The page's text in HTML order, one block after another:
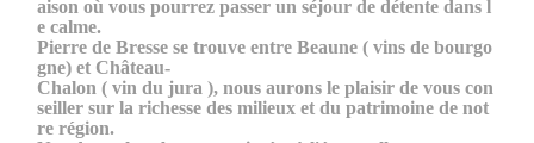
aison où vous pourrez passer un séjour de détente dans l
e calme.
Pierre de Bresse se trouve entre Beaune ( vins de bourgo
gne) et Château-
Chalon ( vin du jura ), nous aurons le plaisir de vous con
seiller sur la richesse des milieux et du patrimoine de not
re région.